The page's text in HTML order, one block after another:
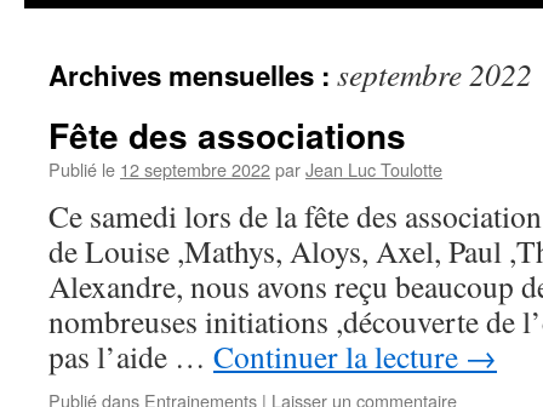
Archives mensuelles : septembre 2022
Fête des associations
Publié le 12 septembre 2022parJean Luc Toulotte
Ce samedi lors de la fête des
de Louise ,Mathys, Aloys, Axel, Paul
Alexandre, nous avons reçu beaucoup
nombreuses initiations ,découverte de
pas l’aide … Continuer la lecture →
Publié dans Entrainements | Laisser un commentaire